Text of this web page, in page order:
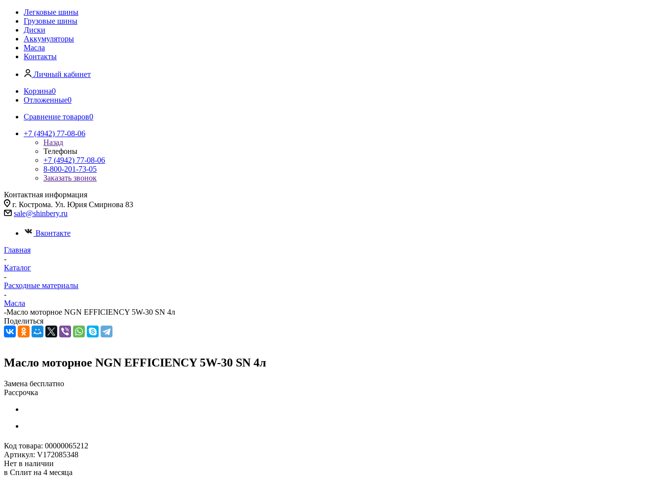
Легковые шины
Грузовые шины
Диски
Аккумуляторы
Масла
Контакты
Личный кабинет
Корзина0
Отложенные0
Сравнение товаров0
+7 (4942) 77-08-06
Назад
Телефоны
+7 (4942) 77-08-06
8-800-201-73-05
Заказать звонок
Контактная информация
г. Кострома. Ул. Юрия Смирнова 83
sale@shinbery.ru
Вконтакте
Главная
-
Каталог
-
Расходные материалы
-
Масла
-Масло мотоpное NGN EFFICIENCY 5W-30 SN 4л
Поделиться
Масло мотоpное NGN EFFICIENCY 5W-30 SN 4л
Замена бесплатно
Рассрочка
Код товара: 00000065212
Артикул: V172085348
Нет в наличии
в Сплит на 4 месяца